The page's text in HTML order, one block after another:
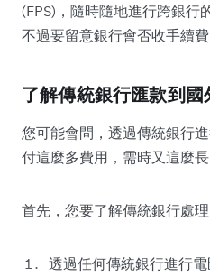
(FPS)，隨時隨地進行跨銀行
不過要留意銀行會否收手續費
了解傳統銀行匯款到國
您可能會問，透過傳統銀行
付這麼多費用，需時又這麼長
首先，您要了解傳統銀行處理
透過任何傳統銀行進行